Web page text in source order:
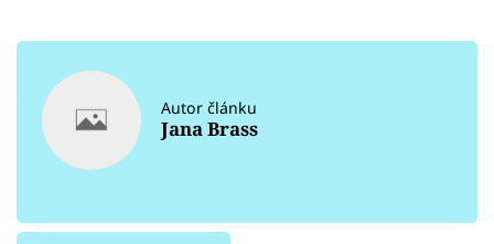
Autor článku
Jana Brass